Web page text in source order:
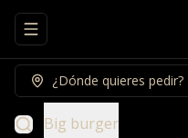
Abrir menu de navegación
¿Dónde quieres pedir?
Big burger